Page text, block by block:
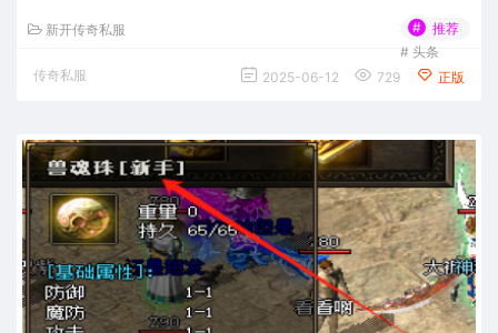
新开传奇私服 #
推荐
# 头条
传奇私服
2025-06-12 729 正版